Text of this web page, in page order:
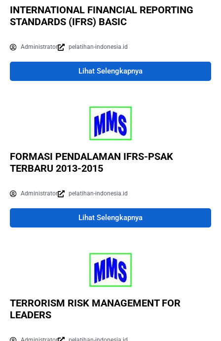
INTERNATIONAL FINANCIAL REPORTING
STANDARDS (IFRS) BASIC
Administrator pelatihan-indonesia.id
Lihat Selengkapnya
FORMASI PENDALAMAN IFRS-PSAK
TERBARU 2013-2015
Administrator pelatihan-indonesia.id
Lihat Selengkapnya
TERRORISM RISK MANAGEMENT FOR
LEADERS